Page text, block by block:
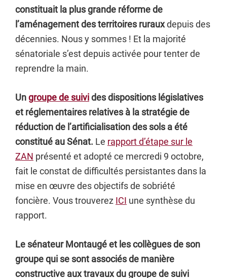
constituait la plus grande réformede
l’aménagement des territoires rurauxdepuis des
décennies. Nous y sommes ! Et la majorité
sénatoriale s’est depuis activée pour tenter de
reprendre la main.
Ungroupe de suivides dispositions législatives
et réglementaires relatives à la stratégie de
réduction de l’artificialisation des sols a été
constitué au Sénat. Le rapport d’étape sur le
ZAN présenté et adopté ce mercredi 9 octobre,
fait le constat de difficultés persistantes dans la
mise en œuvre des objectifs de sobriété
foncière. Vous trouverez ICI une synthèse du
rapport.
Le sénateur Montaugé et les collègues de son
groupe qui se sont associés de manière
constructive aux travaux du groupe de suivi